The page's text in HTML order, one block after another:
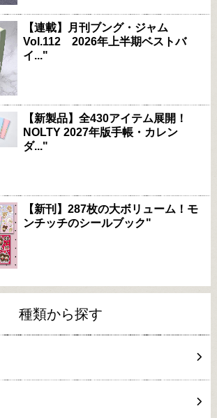
【連載】月刊ブング・ジャム
Vol.112 2026年上半期ベストバ
イ..."
【新製品】全430アイテム展開！
NOLTY 2027年版手帳・カレン
ダ..."
【新刊】287枚の大ボリューム！モ
ンチッチのシールブック"
種類から探す